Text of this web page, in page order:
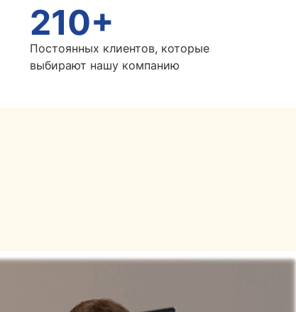
210+
Постоянных клиентов, которые
выбирают нашу компанию